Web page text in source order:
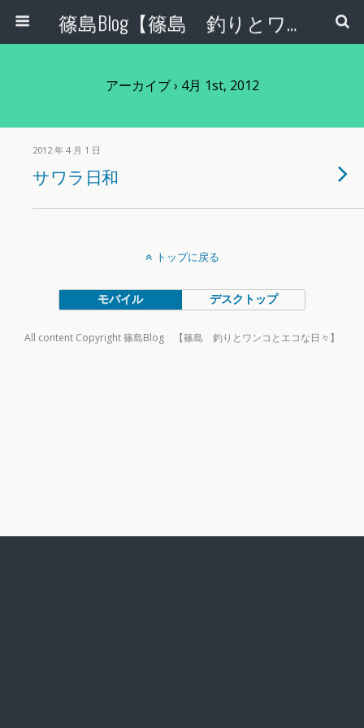
篠島Blog【篠島 釣りとワンコとエコな日々】
アーカイブ › 4月 1st, 2012
2012 年 4 月 1 日
サワラ日和
トップに戻る
モバイル デスクトップ
All content Copyright 篠島Blog 【篠島 釣りとワンコとエコな日々】